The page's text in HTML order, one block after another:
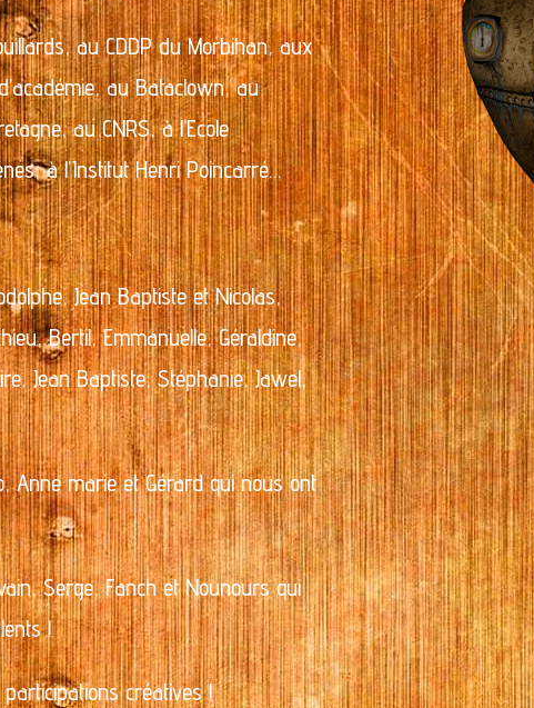
au CDDP du Morbihan, aux
au Bataclown, au
au CNRS, à l’Ecole
à l’Institut Henri Poincarré…
Jean Baptiste et Nicolas,
Bertil, Emmanuelle, Géraldine,
Jean Baptiste, Stéphanie, Jawel,
Anne marie et Gérard qui nous ont
Serge, Fanch et Nounours qui
!
créatives !